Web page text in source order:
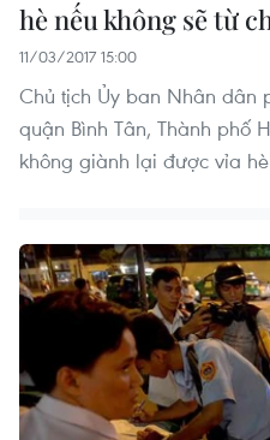
hè nếu không sẽ từ
11/03/2017 15:00
Chủ tịch Ủy ban Nhân dân
quận Bình Tân, Thành phố
không giành lại được vỉa